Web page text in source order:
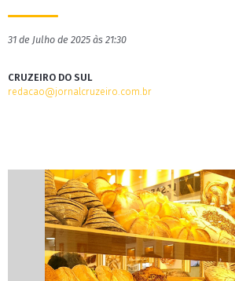
31 de Julho de 2025 às 21:30
CRUZEIRO DO SUL
redacao@jornalcruzeiro.com.br